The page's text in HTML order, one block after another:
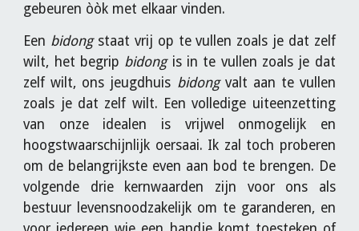
gebeuren òòk met elkaar vinden.
Een bidongstaat vrij op te vullen zoals je dat zelf
wilt, het begrip bidongis in te vullen zoals je dat
zelf wilt, ons jeugdhuis bidongvalt aan te vullen
zoals je dat zelf wilt. Een volledige uiteenzetting
van onze idealen is vrijwel onmogelijk en
hoogstwaarschijnlijk oersaai. Ik zal toch proberen
om de belangrijkste even aan bod te brengen. De
volgende drie kernwaarden zijn voor ons als
bestuur levensnoodzakelijk om te garanderen, en